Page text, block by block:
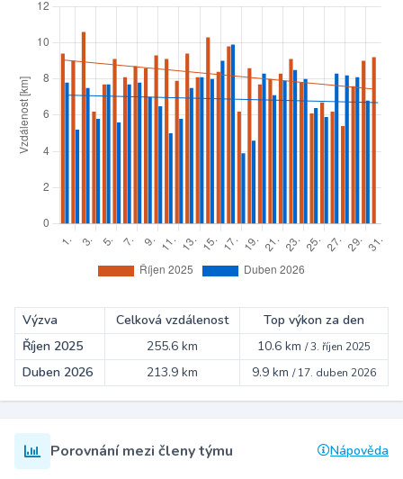
Výzva Celková vzdálenost
Top výkon za den
Říjen 2025
255.6 km 10.6 km /3. říjen 2025
Duben 2026 213.9 km 9.9 km /17. duben 2026
Porovnání mezi členy týmu Nápověda